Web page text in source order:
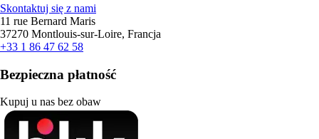
Skontaktuj się z nami
11 rue Bernard Maris
37270 Montlouis-sur-Loire, Francja
+33 1 86 47 62 58
Bezpieczna płatność
Kupuj u nas bez obaw